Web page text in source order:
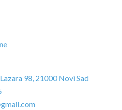
98, 21000 Novi Sad